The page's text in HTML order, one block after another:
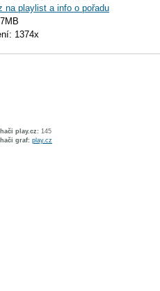
na playlist a info o pořadu
1374x
play.cz: 145
graf: play.cz